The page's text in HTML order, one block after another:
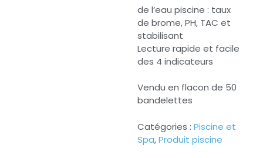
de l’eau piscine : taux
de brome, PH, TAC et
stabilisant
Lecture rapide et facile
des 4 indicateurs
Vendu en flacon de 50
bandelettes
Catégories : Piscine et
Spa,Produit piscine